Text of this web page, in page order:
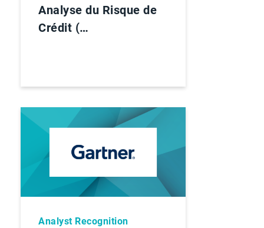
Analyse du Risque de
Crédit (…
Analyst Recognition